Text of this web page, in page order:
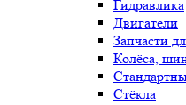
Гидравлика
Двигатели
Запчасти
Колёса,
Стёкла